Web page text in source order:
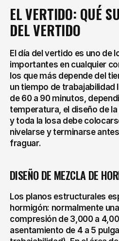
EL VERTIDO: QUÉ
DEL VERTIDO
El día del vertido es uno de
importantes en cualquier
los que más depende del
un tiempo de
de 60 a 90 minutos,
temperatura, el diseño de
y toda la losa debe
nivelarse y terminarse
fraguar.
DISEÑO DE MEZCLA DE
Los planos estructurales
hormigón: normalmente
compresión de 3,000 a
asentamiento de 4 a 5